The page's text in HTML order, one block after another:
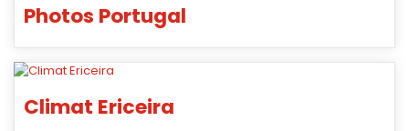
Photos Portugal
Climat Ericeira